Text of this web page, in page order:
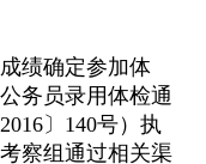
绩确定参加体
务员录用体检通
〕140号）执
察组通过相关渠